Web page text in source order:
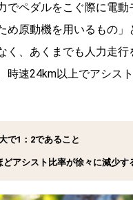
ペダルをこぐ際に電
原動機を用いるもの
く、あくまでも人力走
時速24km以上でアシス
で1：2であること
アシスト比率が徐々に減少す